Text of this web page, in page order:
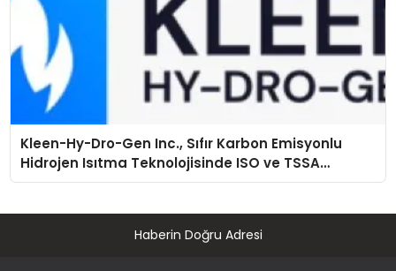
Kleen-Hy-Dro-Gen Inc., Sıfır Karbon Emisyonlu
Hidrojen Isıtma Teknolojisinde ISO ve TSSA
Düzenleyici Onaylarını Aldı
Haberin Doğru Adresi